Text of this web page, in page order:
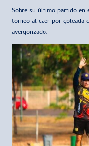
Sobre su último partido en
torneo al caer por goleada
avergonzado.